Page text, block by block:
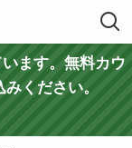
ます。無料カウ
ください。